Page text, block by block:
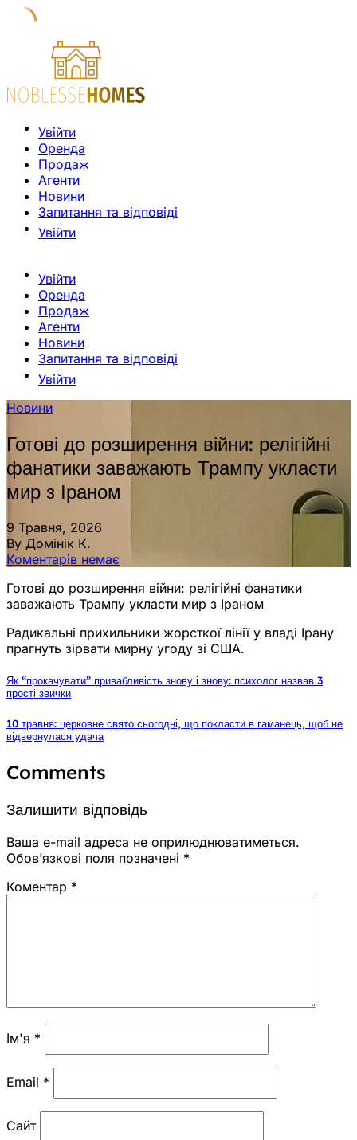
Увійти
Оренда
Продаж
Агенти
Новини
Запитання та відповіді
Увійти
Увійти
Оренда
Продаж
Агенти
Новини
Запитання та відповіді
Увійти
Новини
Готові до розширення війни: релігійні
фанатики заважають Трампу укласти
мир з Іраном
9 Травня, 2026
By Домінік К.
Коментарів немає
Готові до розширення війни: релігійні фанатики
заважають Трампу укласти мир з Іраном
Радикальні прихильники жорсткої лінії у владі Ірану
прагнуть зірвати мирну угоду зі США.
Як “прокачувати” привабливість знову і знову: психолог назвав 3
прості звички
10 травня: церковне свято сьогодні, що покласти в гаманець, щоб не
відвернулася удача
Comments
Залишити відповідь
Ваша e-mail адреса не оприлюднюватиметься.
Обов’язкові поля позначені *
Коментар *
Ім'я *
Email *
Сайт